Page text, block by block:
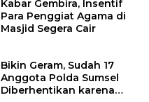
Kabar Gembira, Insentif
Para Penggiat Agama di
Masjid Segera Cair
Bikin Geram, Sudah 17
Anggota Polda Sumsel
Diberhentikan karena